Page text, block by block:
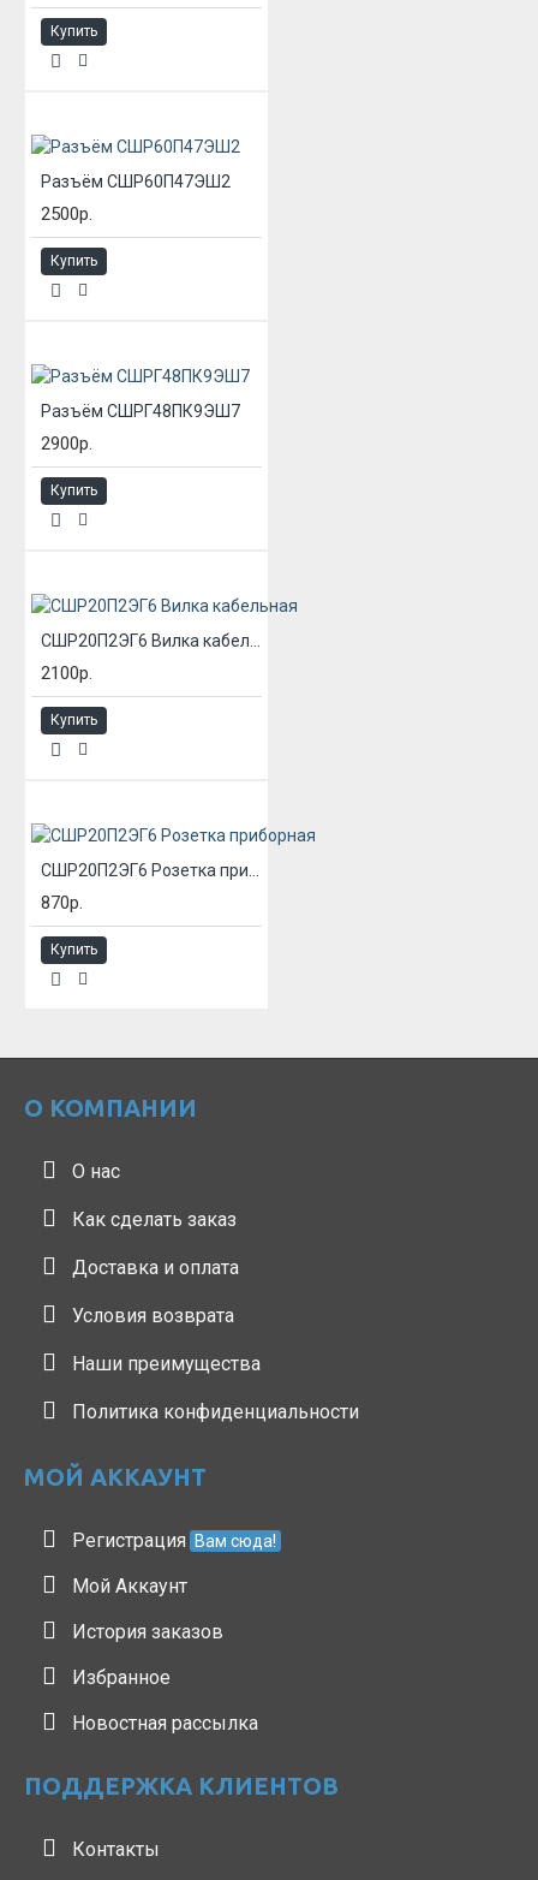
Купить
Разъём СШР60П47ЭШ2
2500р.
Купить
Разъём СШРГ48ПК9ЭШ7
2900р.
Купить
2100р.
Купить
870р.
Купить
О КОМПАНИИ
О нас
Как сделать заказ
Доставка и оплата
Условия возврата
Наши преимущества
Политика конфиденциальности
МОЙ АККАУНТ
Регистрация Вам сюда!
Мой Аккаунт
История заказов
Избранное
Новостная рассылка
ПОДДЕРЖКА КЛИЕНТОВ
Контакты